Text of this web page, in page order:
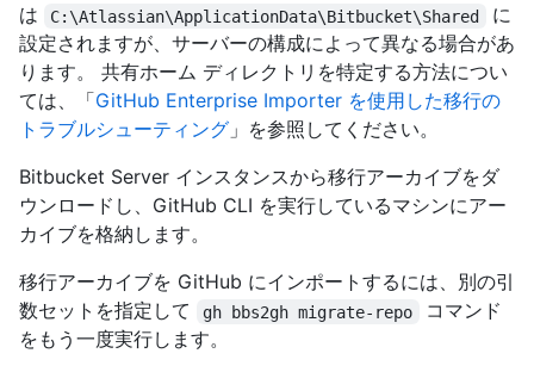
は
C:\Atlassian\ApplicationData\Bitbucket\Shared
に
設定されますが、サーバーの構成によって異なる場合があ
ります。 共有ホーム ディレクトリを特定する方法につい
ては、「GitHub Enterprise Importer を使用した移行の
トラブルシューティング 」を参照してください。
Bitbucket Server インスタンスから移行アーカイブをダ
ウンロードし、GitHub CLI を実行しているマシンにアー
カイブを格納します。
移行アーカイブを GitHub にインポートするには、別の引
数セットを指定して
gh bbs2gh migrate-repo
コマンド
をもう一度実行します。